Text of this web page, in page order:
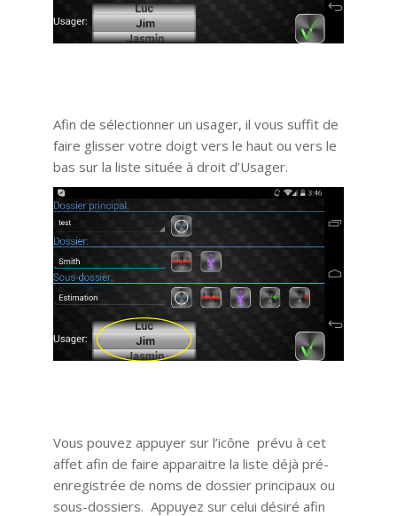
Afin de sélectionner un usager, il vous suffit de
faire glisser votre doigt vers le haut ou vers le
bas sur la liste située à droit d’Usager.
Vous pouvez appuyer sur l’icône prévu à cet
affet afin de faire apparaitre la liste déjà pré-
enregistrée de noms de dossier principaux ou
sous-dossiers. Appuyez sur celui désiré afin